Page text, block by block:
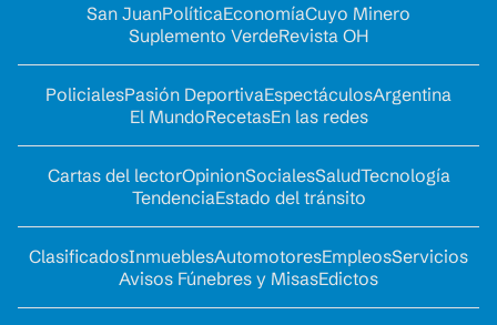
San JuanPolíticaEconomíaCuyo Minero
Suplemento VerdeRevista OH
PolicialesPasión DeportivaEspectáculosArgentina
El MundoRecetasEn las redes
Cartas del lectorOpinionSocialesSaludTecnología
TendenciaEstado del tránsito
ClasificadosInmueblesAutomotoresEmpleosServicios
Avisos Fúnebres y MisasEdictos